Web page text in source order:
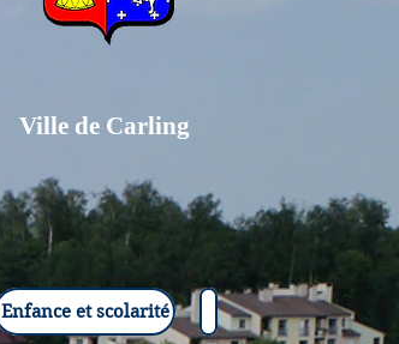
Ville de Carling
Enfance et scolarité